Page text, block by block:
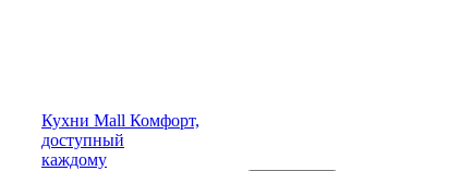
Кухни Mall Комфорт,
доступный
каждому